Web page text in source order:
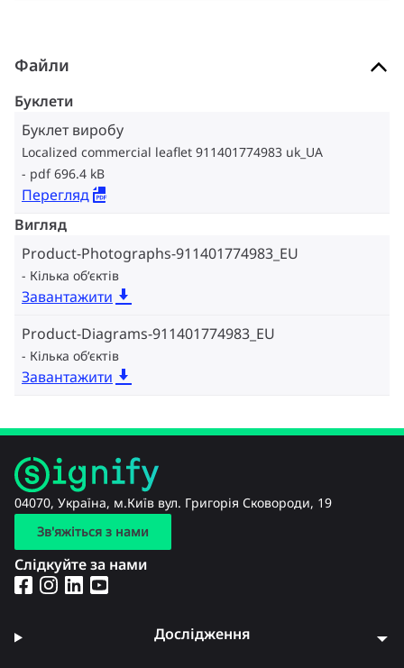
Файли
Буклети
Буклет виробу
Localized commercial leaflet 911401774983 uk_UA
pdf 696.4 kB
Перегляд
Вигляд
Product-Photographs-911401774983_EU
Кілька об‘єктів
Завантажити
Product-Diagrams-911401774983_EU
Кілька об‘єктів
Завантажити
04070, Україна, м.Київ вул. Григорія Сковороди, 19
Зв'яжіться з нами
Слідкуйте за нами
Дослідження